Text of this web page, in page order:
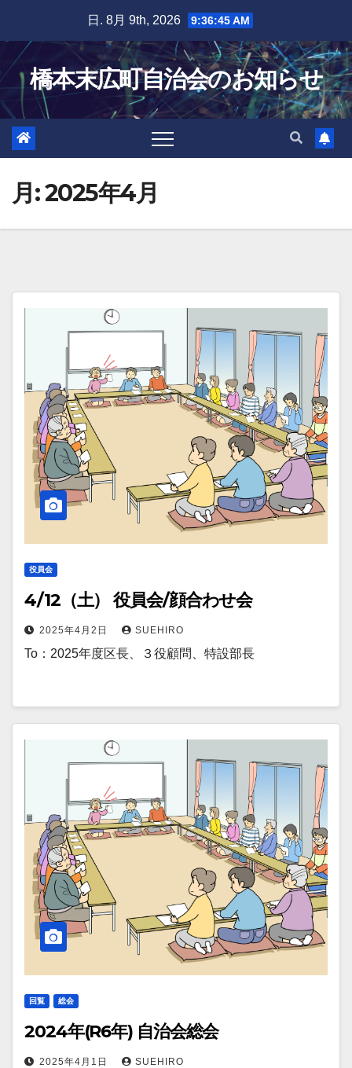
content
日. 8月 9th, 2026 9:36:46 AM
橋本末広町自治会のお知らせ
月:2025年4月
役員会
4/12（土） 役員会/顔合わせ会
2025年4月2日 SUEHIRO
To：2025年度区長、３役顧問、特設部長
回覧 総会
2024年(R6年) 自治会総会
2025年4月1日 SUEHIRO